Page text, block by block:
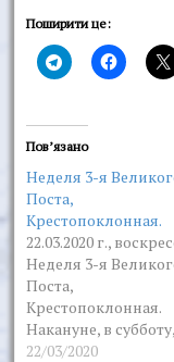
Поширити це:
Пов’язано
Неделя 3-я
Поста,
Крестопоклонная.
22.03.2020 г.,
Неделя 3-я
Поста,
Крестопоклонная.
Накануне, в
вечернем
22/03/2020